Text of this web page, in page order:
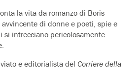
la vita da romanzo di Boris
di donne e poeti, spie e
si intrecciano pericolosamente
e editorialista del Corriere della